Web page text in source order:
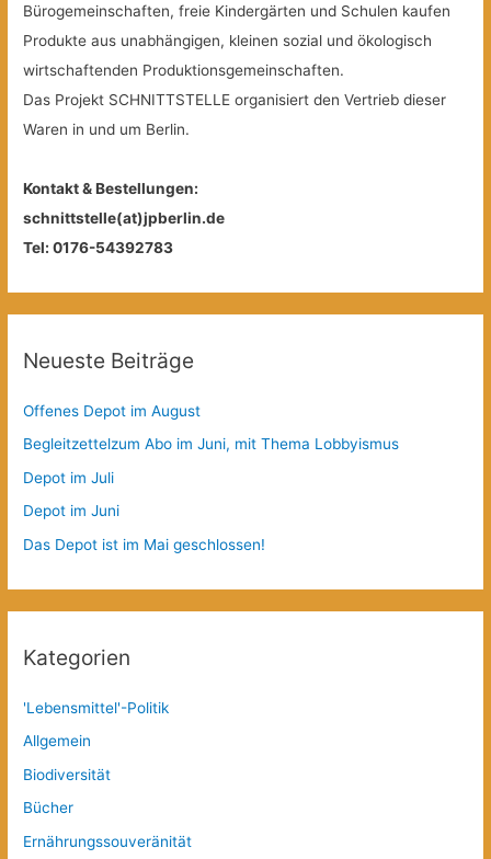
Bürogemeinschaften, freie Kindergärten und Schulen kaufen
Produkte aus unabhängigen, kleinen sozial und ökologisch
wirtschaftenden Produktionsgemeinschaften.
Das Projekt SCHNITTSTELLE organisiert den Vertrieb dieser
Waren in und um Berlin.
Kontakt & Bestellungen:
schnittstelle(at)jpberlin.de
Tel: 0176-54392783
Neueste Beiträge
Offenes Depot im August
Begleitzettelzum Abo im Juni, mit Thema Lobbyismus
Depot im Juli
Depot im Juni
Das Depot ist im Mai geschlossen!
Kategorien
'Lebensmittel'-Politik
Allgemein
Biodiversität
Bücher
Ernährungssouveränität